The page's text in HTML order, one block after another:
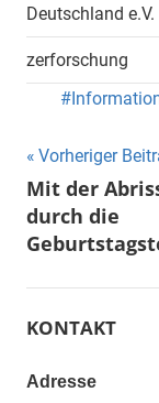
Deutschland e.V.
zerforschung
Vorheriger
Mit der
durch die
KONTAKT
Adresse